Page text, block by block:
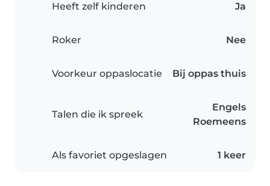
Heeft zelf kinderen Ja
Roker Nee
Voorkeur oppaslocatie Bij oppas thuis
Talen die ik spreek
Engels
Roemeens
Als favoriet opgeslagen 1 keer